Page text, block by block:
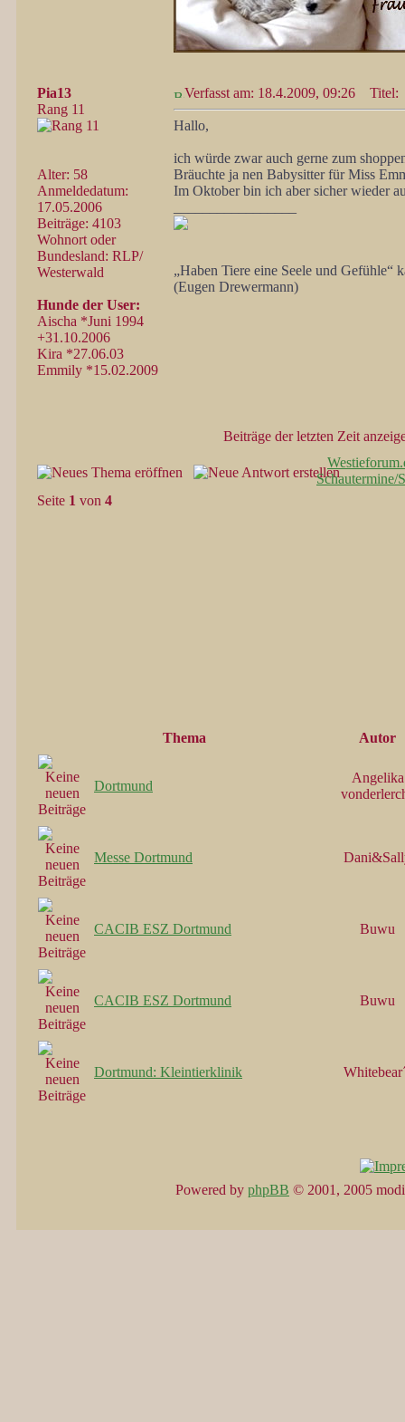
Pia13
Rang 11
Alter: 58
Anmeldedatum:
17.05.2006
Beiträge: 4103
Wohnort oder
Bundesland: RLP/
Westerwald
Hunde der User:
Aischa *Juni 1994
+31.10.2006
Kira *27.06.03
Emmily *15.02.2009
Verfasst am: 18.4.2009, 09:26 Titel:
Hallo,
ich würde zwar auch gerne zum
Bräuchte ja nen Babysitter für Miss
Im Oktober bin ich aber sicher wieder
„Haben Tiere eine Seele und Gefühle“
(Eugen Drewermann)
Beiträge der letzten Zeit
Schautermine/
Seite 1 von 4
Thema Autor
Dortmund
Angelika
Messe Dortmund
CACIB ESZ Dortmund Buwu
CACIB ESZ Dortmund Buwu
Dortmund: Kleintierklinik
Powered by phpBB © 2001, 2005